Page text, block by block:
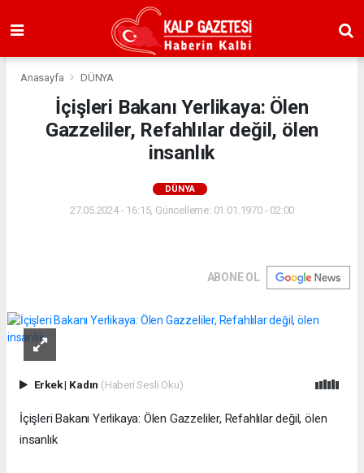
Anasayfa DÜNYA
İçişleri Bakanı Yerlikaya: Ölen
Gazzeliler, Refahlılar değil, ölen
insanlık
DÜNYA
27.05.2024 - 16:15, Güncelleme: 01.01.1970 - 02:00
ABONE OL
Erkek| Kadın (Haberi Sesli Oku)
İçişleri Bakanı Yerlikaya: Ölen Gazzeliler, Refahlılar değil, ölen
insanlık